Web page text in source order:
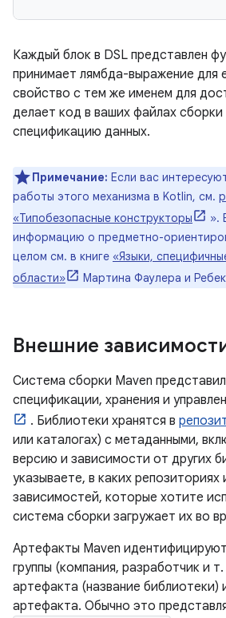
Каждый блок в DSL представлен
принимает лямбда-выражение для
свойство с тем же именем для
делает код в ваших файлах
спецификацию данных.
Примечание: Если вас
работы этого механизма в Kotlin, см.
«Типобезопасные конструкторы
».
информацию о предметно-
целом см. в книге «Языки,
области»
Мартина Фаулера и
Внешние
Система сборки Maven
спецификации, хранения и
. Библиотеки хранятся в
или каталогах) с метаданными,
версию и зависимости от других
указываете, в каких репозиториях
зависимостей, которые хотите
система сборки загружает их во
Артефакты Maven
группы (компания, разработчик и
артефакта (название библиотеки)
артефакта. Обычно это